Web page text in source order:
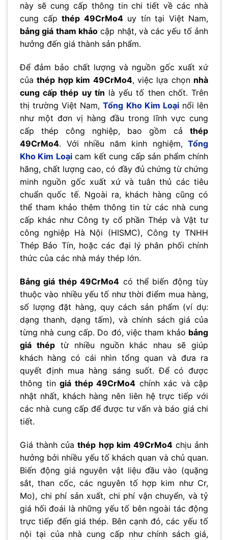
này sẽ cung cấp thông tin chi tiết về các nhà
cung cấp thép 49CrMo4uy tín tại Việt Nam,
bảng giá tham khảocập nhật, và các yếu tố ảnh
hưởng đến giá thành sản phẩm.
Để đảm bảo chất lượng và nguồn gốc xuất xứ
củathép hợp kim 49CrMo4, việc lựa chọn nhà
cung cấp thép uy tín là yếu tố then chốt. Trên
thị trường Việt Nam,Tổng Kho Kim Loạinổi lên
như một đơn vị hàng đầu trong lĩnh vực cung
cấp thép công nghiệp, bao gồm cả thép
49CrMo4. Với nhiều năm kinh nghiệm, Tổng
Kho Kim Loạicam kết cung cấp sản phẩm chính
hãng, chất lượng cao, có đầy đủ chứng từ chứng
minh nguồn gốc xuất xứ và tuân thủ các tiêu
chuẩn quốc tế. Ngoài ra, khách hàng cũng có
thể tham khảo thêm thông tin từ các nhà cung
cấp khác như Công ty cổ phần Thép và Vật tư
công nghiệp Hà Nội (HISMC), Công ty TNHH
Thép Bảo Tín, hoặc các đại lý phân phối chính
thức của các nhà máy thép lớn.
Bảng giá thép 49CrMo4 có thể biến động tùy
thuộc vào nhiều yếu tố như thời điểm mua hàng,
số lượng đặt hàng, quy cách sản phẩm (ví dụ:
dạng thanh, dạng tấm), và chính sách giá của
từng nhà cung cấp. Do đó, việc tham khảo bảng
giá théptừ nhiều nguồn khác nhau sẽ giúp
khách hàng có cái nhìn tổng quan và đưa ra
quyết định mua hàng sáng suốt. Để có được
thông tin giá thép 49CrMo4 chính xác và cập
nhật nhất, khách hàng nên liên hệ trực tiếp với
các nhà cung cấp để được tư vấn và báo giá chi
tiết.
Giá thành củathép hợp kim 49CrMo4chịu ảnh
hưởng bởi nhiều yếu tố khách quan và chủ quan.
Biến động giá nguyên vật liệu đầu vào (quặng
sắt, than cốc, các nguyên tố hợp kim như Cr,
Mo), chi phí sản xuất, chi phí vận chuyển, và tỷ
giá hối đoái là những yếu tố bên ngoài tác động
trực tiếp đến giá thép. Bên cạnh đó, các yếu tố
nội tại của nhà cung cấp như chính sách giá,